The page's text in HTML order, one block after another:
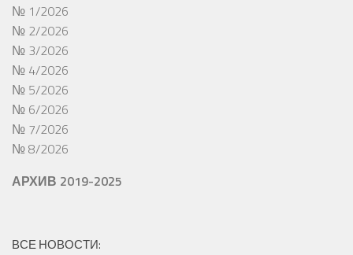
№ 1/2026
№ 2/2026
№ 3/2026
№ 4/2026
№ 5/2026
№ 6/2026
№ 7/2026
№ 8/2026
АРХИВ 2019-2025
ВСЕ НОВОСТИ: